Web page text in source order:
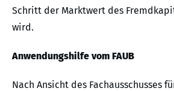
Schritt der Marktwert des
wird.
Anwendungshilfe vom FAUB
Nach Ansicht des Fachausschusses